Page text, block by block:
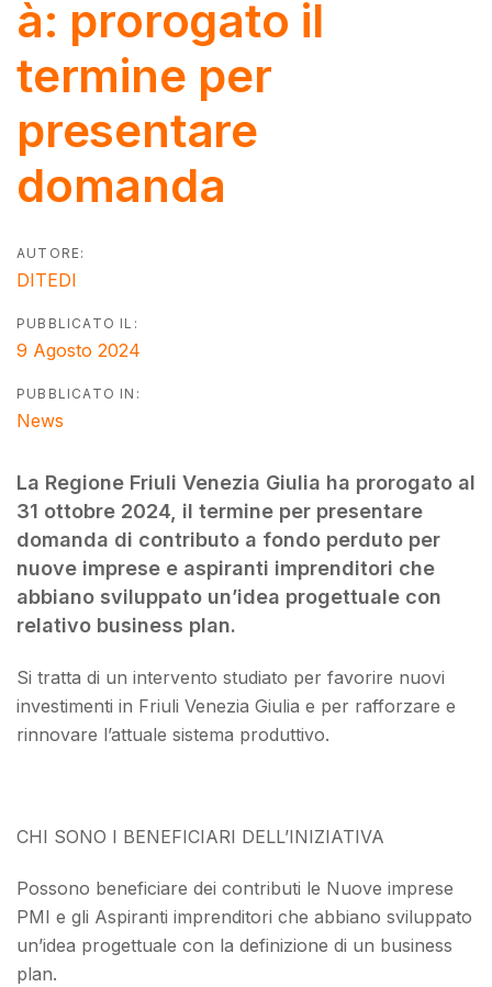
à: prorogato il
termine per
presentare
domanda
AUTORE:
DITEDI
PUBBLICATO IL:
9 Agosto 2024
PUBBLICATO IN:
News
La Regione Friuli Venezia Giulia ha prorogato al
31 ottobre 2024, il termine per presentare
domanda di contributo a fondo perduto per
nuove imprese e aspiranti imprenditori che
abbiano sviluppato un’idea progettuale con
relativo business plan.
Si tratta di un intervento studiato per favorire nuovi
investimenti in Friuli Venezia Giulia e per rafforzare e
rinnovare l’attuale sistema produttivo.
CHI SONO I BENEFICIARI DELL’INIZIATIVA
Possono beneficiare dei contributi le Nuove imprese
PMI e gli Aspiranti imprenditori che abbiano sviluppato
un’idea progettuale con la definizione di un business
plan.